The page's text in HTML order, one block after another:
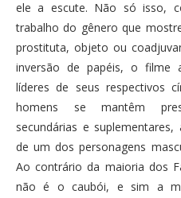
ele a escute. Não só isso,
trabalho do gênero que
prostituta, objeto ou
inversão de papéis, o filme
líderes de seus respectivos
homens se mantêm
secundárias e
de um dos personagens
Ao contrário da maioria dos
não é o caubói, e sim a